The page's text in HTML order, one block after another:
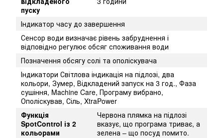
пуску
Індикатор часу до завершення
Сенсор води визначає рівень забруднення і
відповідно регулює обсяг споживання води
Позначення обсягу солі та ополіскувача
Індикатори Світлова індикація на підлозі, два
кольори, Зумер, Відкладений запуск на 3 год., Фаза
сушіння, Machine Care, Програму вибрано,
Ополіскував, Сіль, XtraPower
Функція
SpotControl із 2
кольорами
Червона плямка на підлозі
вказує, що програма триває, а
зелена – що посуд помито.